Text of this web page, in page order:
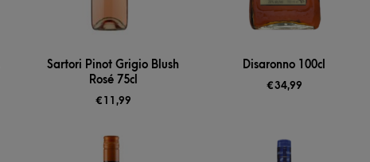
Sartori Pinot Grigio Blush
Rosé 75cl
€ 11,99
Disaronno 100cl
€34,99